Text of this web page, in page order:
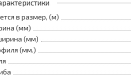
в размер, (м)
(мм)
(мм)
(мм.)